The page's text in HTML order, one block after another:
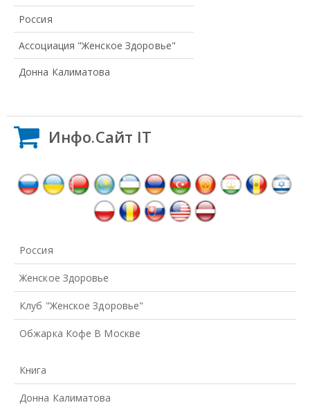
Россия
Ассоциация "Женское Здоровье"
Донна Калиматова
Инфо.Сайт IT
Россия
Женское Здоровье
Клуб "Женское Здоровье"
Обжарка Кофе В Москве
Книга
Донна Калиматова